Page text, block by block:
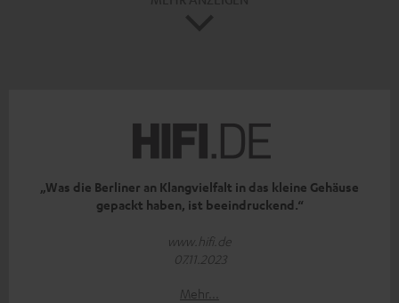
„Was die Berliner an Klangvielfalt in das kleine Gehäuse
gepackt haben, ist beeindruckend.“
www.hifi.de
07.11.2023
Mehr...